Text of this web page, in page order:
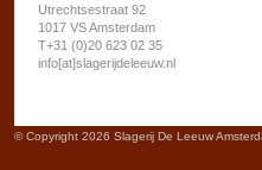
Utrechtsestraat 92
1017 VS Amsterdam
T+31 (0)20 623 02 35
info[at]slagerijdeleeuw.nl
© Copyright 2026 Slagerij De Leeuw